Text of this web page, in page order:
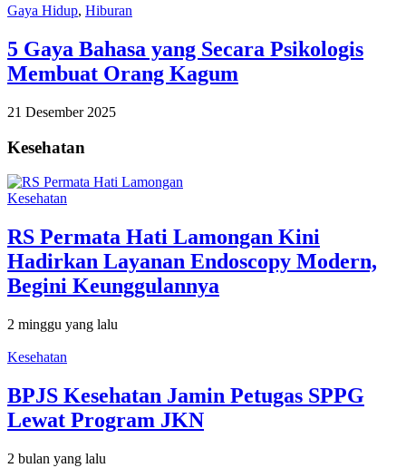
Gaya Hidup, Hiburan
5 Gaya Bahasa yang Secara Psikologis
Membuat Orang Kagum
21 Desember 2025
Kesehatan
Kesehatan
RS Permata Hati Lamongan Kini
Hadirkan Layanan Endoscopy Modern,
Begini Keunggulannya
2 minggu yang lalu
Kesehatan
BPJS Kesehatan Jamin Petugas SPPG
Lewat Program JKN
2 bulan yang lalu